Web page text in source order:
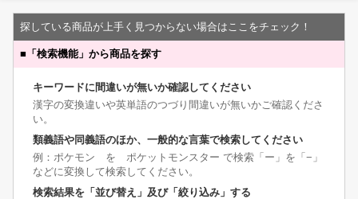
探している商品が上手く見つからない場合はここをチェック！
■ 「検索機能」から商品を探す
キーワードに間違いが無いか確認してください
漢字の変換違いや英単語のつづり間違いが無いかご確認くださ
い。
類義語や同義語のほか、一般的な言葉で検索してください
例：ポケモン を ポケットモンスター で検索「ー」を「−」
などに変換して検索してください。
検索結果を「並び替え」及び「絞り込み」する